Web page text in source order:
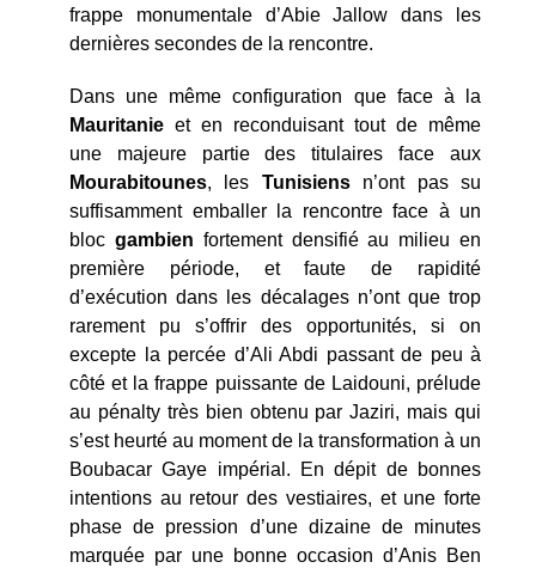
frappe monumentale d’Abie Jallow dans les
dernières secondes de la rencontre.
Dans une même configuration que face à la
Mauritanie et en reconduisant tout de même
une majeure partie des titulaires face aux
Mourabitounes, les Tunisiensn’ont pas su
suffisamment emballer la rencontre face à un
bloc gambien fortement densifié au milieu en
première période, et faute de rapidité
d’exécution dans les décalages n’ont que trop
rarement pu s’offrir des opportunités, si on
excepte la percée d’Ali Abdi passant de peu à
côté et la frappe puissante de Laidouni, prélude
au pénalty très bien obtenu par Jaziri, mais qui
s’est heurté au moment de la transformation à un
Boubacar Gaye impérial. En dépit de bonnes
intentions au retour des vestiaires, et une forte
phase de pression d’une dizaine de minutes
marquée par une bonne occasion d’Anis Ben